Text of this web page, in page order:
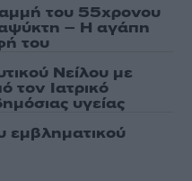
του 55χρονου
– Η αγάπη
του
Νείλου με
τον Ιατρικό
υγείας
εμβληματικού